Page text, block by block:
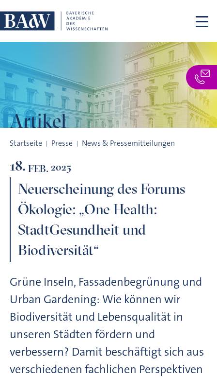
Artikel
Startseite Presse News & Pressemitteilungen
18. FEB. 2025
Neuerscheinung des Forums
Ökologie: „One Health:
StadtGesundheit und
Biodiversität“
Grüne Inseln, Fassadenbegrünung und
Urban Gardening: Wie können wir
Biodiversität und Lebensqualität in
unseren Städten fördern und
verbessern? Damit beschäftigt sich aus
verschiedenen fachlichen Perspektiven